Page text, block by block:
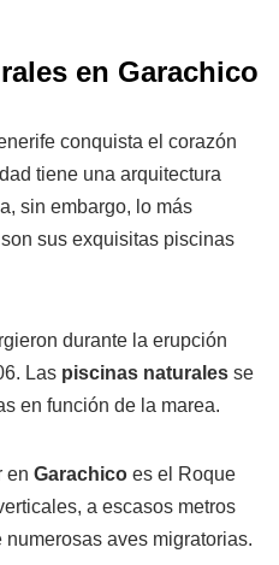
en Garachico
conquista el corazón
tiene una arquitectura
sin embargo, lo más
sus exquisitas piscinas
durante la erupción
Las piscinas naturales se
en función de la marea.
en Garachico es el Roque
a escasos metros
aves migratorias.